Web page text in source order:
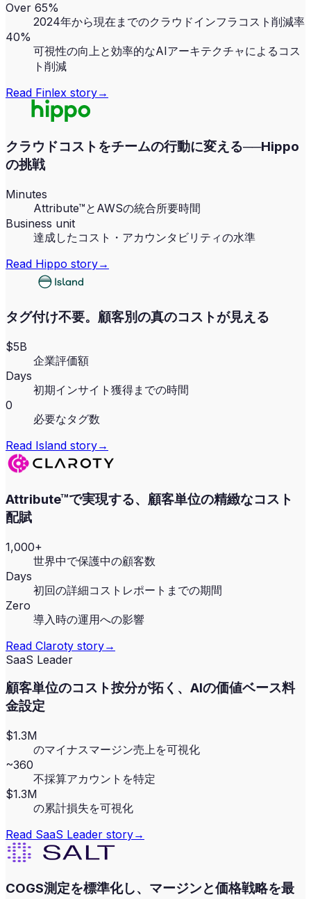
Over 65%
2024年から現在までのクラウドインフラコスト削減率
40%
可視性の向上と効率的なAIアーキテクチャによるコス
ト削減
Read Finlex story→
クラウドコストをチームの行動に変える──Hippo
の挑戦
Minutes
Attribute™とAWSの統合所要時間
Business unit
達成したコスト・アカウンタビリティの水準
Read Hippo story→
タグ付け不要。顧客別の真のコストが見える
$5B
企業評価額
Days
初期インサイト獲得までの時間
0
必要なタグ数
Read Island story→
Attribute™で実現する、顧客単位の精緻なコスト
配賦
1,000+
世界中で保護中の顧客数
Days
初回の詳細コストレポートまでの期間
Zero
導入時の運用への影響
Read Claroty story→
SaaS Leader
顧客単位のコスト按分が拓く、AIの価値ベース料
金設定
$1.3M
のマイナスマージン売上を可視化
~360
不採算アカウントを特定
$1.3M
の累計損失を可視化
Read SaaS Leader story→
COGS測定を標準化し、マージンと価格戦略を最